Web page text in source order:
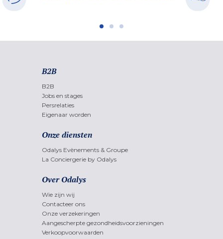
B2B
B2B
Jobs en stages
Persrelaties
Eigenaar worden
Onze diensten
Odalys Evènements & Groupe
La Conciergerie by Odalys
Over Odalys
Wie zijn wij
Contacteer ons
Onze verzekeringen
Aangescherpte gezondheidsvoorzieningen
Verkoopvoorwaarden